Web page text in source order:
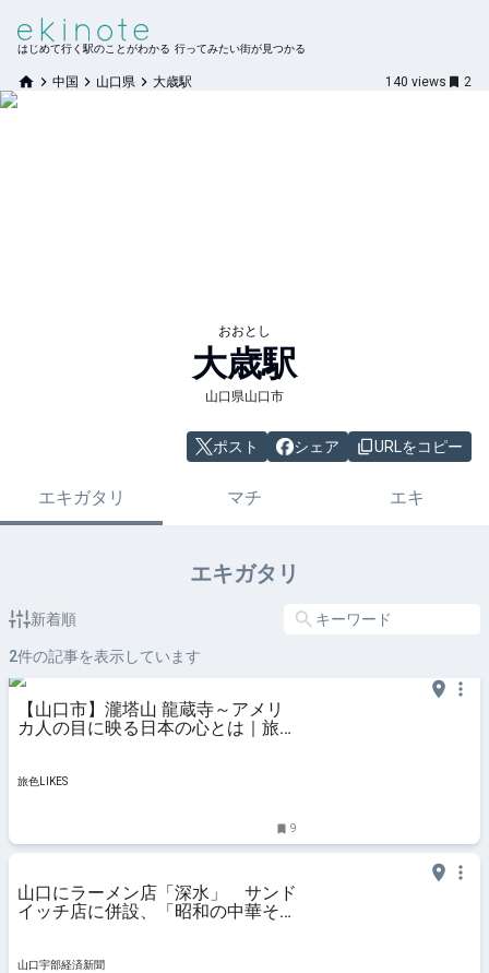
はじめて行く駅のことがわかる 行ってみたい街が見つかる
中国 山口県 大歳駅 140 views 2
おおとし
大歳駅
山口県山口市
ポスト シェア URLをコピー
エキガタリ マチ エキ
エキガタリ
新着順
2件の記事を表示しています
【山口市】瀧塔山 龍蔵寺～アメリ
カ人の目に映る日本の心とは｜旅色
旅色LIKES
9
山口にラーメン店「深水」 サンド
イッチ店に併設、「昭和の中華そ
山口宇部経済新聞